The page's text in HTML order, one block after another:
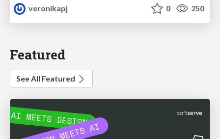
veronikapj
0 250
Featured
See All Featured